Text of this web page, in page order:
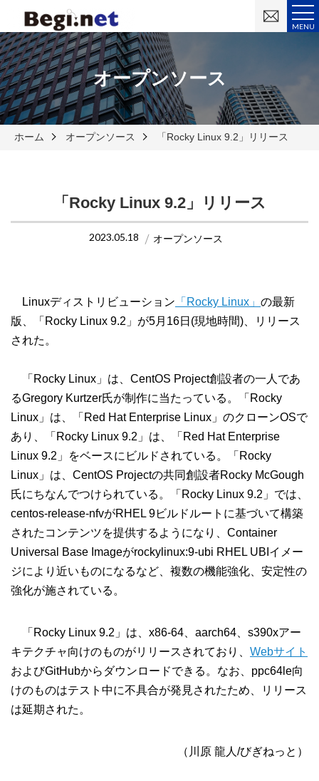
MENU
い
オープンソース
ホーム オープンソース 「Rocky Linux 9.2」リリース
「Rocky Linux 9.2」リリース
2023.05.18 オープンソース
Linuxディストリビューション 「Rocky Linux」 の最新
版、「Rocky Linux 9.2」が5月16日(現地時間)、リリース
された。
「Rocky Linux」は、CentOS Project創設者の一人であ
るGregory Kurtzer氏が制作に当たっている。「Rocky
Linux」は、「Red Hat Enterprise Linux」のクローンOSで
あり、「Rocky Linux 9.2」は、「Red Hat Enterprise
Linux 9.2」をベースにビルドされている。「Rocky
Linux」は、CentOS Projectの共同創設者Rocky McGough
氏にちなんでつけられている。「Rocky Linux 9.2」では、
centos-release-nfvがRHEL 9ビルドルートに基づいて構築
されたコンテンツを提供するようになり、Container
Universal Base Imageがrockylinux:9-ubi RHEL UBIイメー
ジにより近いものになるなど、複数の機能強化、安定性の
強化が施されている。
「Rocky Linux 9.2」は、x86-64、aarch64、s390xアー
キテクチャ向けのものがリリースされており、 Webサイト
およびGitHubからダウンロードできる。なお、ppc64le向
けのものはテスト中に不具合が発見されたため、リリース
は延期された。
（川原 龍人/びぎねっと）